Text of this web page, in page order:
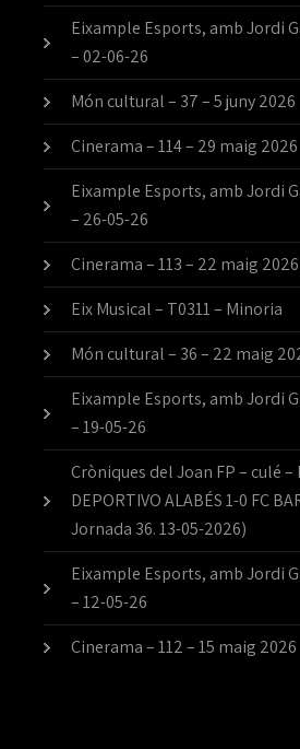
Eixample Esports, amb Jordi
– 02-06-26
Món cultural – 37 – 5 juny 2026
Cinerama – 114 – 29 maig 2026
Eixample Esports, amb Jordi
– 26-05-26
Cinerama – 113 – 22 maig 2026
Eix Musical – T0311 – Minoria
Món cultural – 36 – 22 maig
Eixample Esports, amb Jordi
– 19-05-26
Cròniques del Joan FP – culé –
DEPORTIVO ALABÉS 1-0 FC
Jornada 36. 13-05-2026)
Eixample Esports, amb Jordi
– 12-05-26
Cinerama – 112 – 15 maig 2026